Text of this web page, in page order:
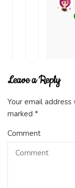
Leave a Reply
Your email
marked *
Comment